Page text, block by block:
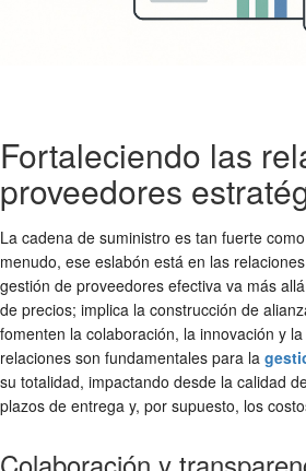
Fortaleciendo las
proveedores
La cadena de suministro es tan fuerte
menudo, ese eslabón está en las
gestión de proveedores efectiva va más
de precios; implica la construcción de
fomenten la colaboración, la innovación y
relaciones son fundamentales para la
su totalidad, impactando desde la calidad
plazos de entrega y, por supuesto, los